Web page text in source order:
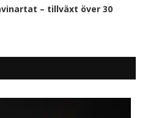
– tillväxt över 30